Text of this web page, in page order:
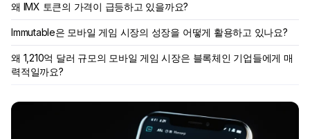
왜 IMX 토큰의 가격이 급등하고 있을까요?
Immutable은 모바일 게임 시장의 성장을 어떻게 활용하고 있나요?
왜 1,210억 달러 규모의 모바일 게임 시장은 블록체인 기업들에게 매
력적일까요?